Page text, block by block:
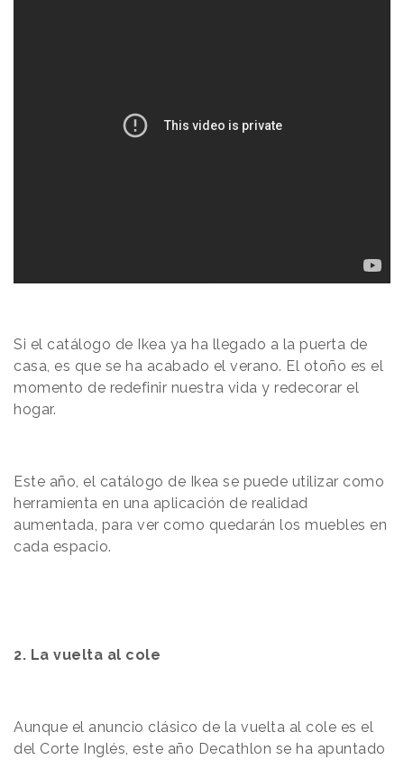
Si el catálogo de Ikea ya ha llegado a la puerta de
casa, es que se ha acabado el verano. El otoño es el
momento de redefinir nuestra vida y redecorar el
hogar.
Este año, el catálogo de Ikea se puede utilizar como
herramienta en una aplicación de realidad
aumentada, para ver como quedarán los muebles en
cada espacio.
2. La vuelta al cole
Aunque el anuncio clásico de la vuelta al cole es el
del Corte Inglés, este año Decathlon se ha apuntado